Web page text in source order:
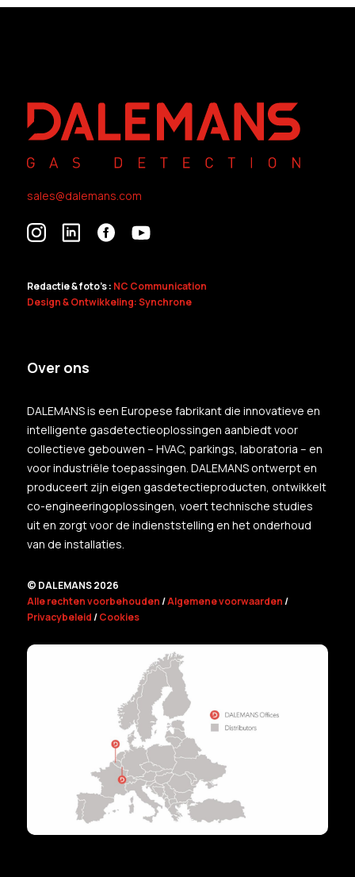
sales@dalemans.com
Redactie & foto's : NC Communication
Design & Ontwikkeling: Synchrone
Over ons
DALEMANS is een Europese fabrikant die innovatieve en
intelligente gasdetectieoplossingen aanbiedt voor
collectieve gebouwen – HVAC, parkings, laboratoria – en
voor industriële toepassingen. DALEMANS ontwerpt en
produceert zijn eigen gasdetectieproducten, ontwikkelt
co-engineeringoplossingen, voert technische studies
uit en zorgt voor de indienststelling en het onderhoud
van de installaties.
© DALEMANS 2026
Alle rechten voorbehouden/Algemene voorwaarden/
Privacybeleid/Cookies